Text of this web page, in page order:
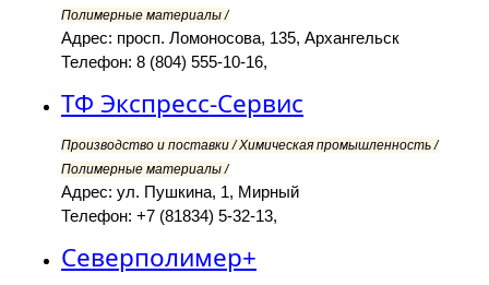
Полимерные материалы /
Адрес: просп. Ломоносова, 135, Архангельск
Телефон: 8 (804) 555-10-16,
ТФ Экспресс-Сервис
Производство и поставки / Химическая промышленность /
Полимерные материалы /
Адрес: ул. Пушкина, 1, Мирный
Телефон: +7 (81834) 5-32-13,
Северполимер+